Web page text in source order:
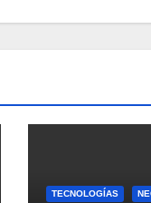
TECNOLOGÍAS